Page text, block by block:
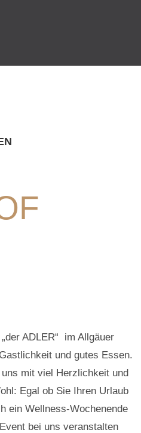
ADLER“ im Allgäuer
und gutes Essen.
mit viel Herzlichkeit und
Egal ob Sie Ihren Urlaub
ein Wellness-Wochenende
bei uns veranstalten